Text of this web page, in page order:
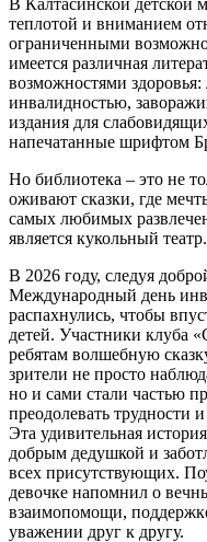
теплотой и вниманием
ограниченными
имеется различная
возможностями здоровья:
инвалидностью,
издания для
напечатанные шрифтом
Но библиотека – это не
оживают сказки, где
самых любимых
является кукольный театр.
В 2026 году, следуя
Международный день
распахнулись, чтобы
детей. Участники клуба
ребятам волшебную
зрители не просто
но и сами стали частью
преодолевать трудности
Эта удивительная
добрым дедушкой и
всех присутствующих.
девочке напомнил о
взаимопомощи,
уважении друг к другу.